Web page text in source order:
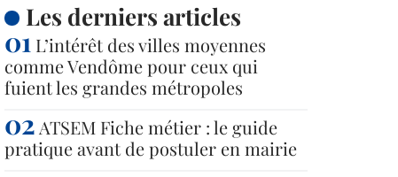
Les derniers articles
L’intérêt des villes moyennes
comme Vendôme pour ceux qui
fuient les grandes métropoles
ATSEM Fiche métier : le guide
pratique avant de postuler en mairie